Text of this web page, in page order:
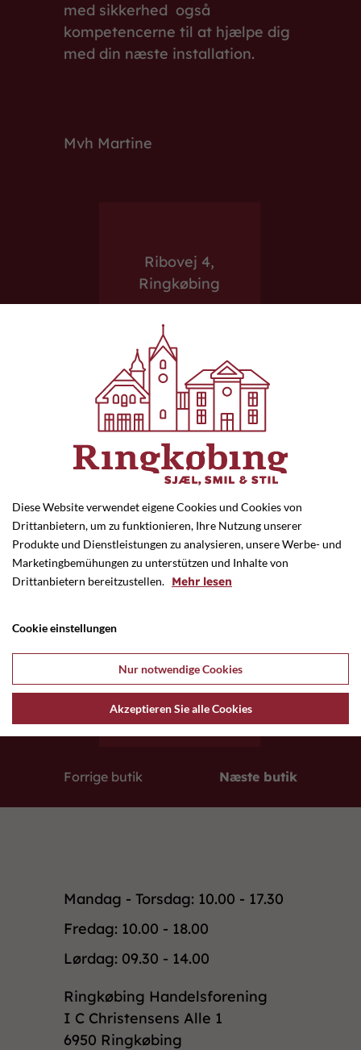
med sikkerhed også
kompetencerne til at hjælpe dig
med din næste installation.
Mvh Martine
Ribovej 4,
Ringkøbing
97 32 15 00
E-mail
post@skjernel.dk
Hjemmeside
www.skjernel.dk/
Forrige butik Næste butik
Mandag - Torsdag: 10.00 - 17.30
Fredag: 10.00 - 18.00
Lørdag: 09.30 - 14.00
Ringkøbing Handelsforening
I C Christensens Alle 1
6950 Ringkøbing
Diese Website verwendet eigene Cookies und Cookies von
Drittanbietern, um zu funktionieren, Ihre Nutzung unserer
Produkte und Dienstleistungen zu analysieren, unsere Werbe- und
Marketingbemühungen zu unterstützen und Inhalte von
Drittanbietern bereitzustellen. Mehr lesen
Cookie einstellungen
Nur notwendige Cookies
Akzeptieren Sie alle Cookies